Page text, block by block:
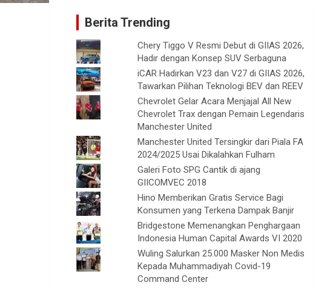
Berita Trending
Chery Tiggo V Resmi Debut di GIIAS 2026,
Hadir dengan Konsep SUV Serbaguna
iCAR Hadirkan V23 dan V27 di GIIAS 2026,
Tawarkan Pilihan Teknologi BEV dan REEV
Chevrolet Gelar Acara Menjajal All New
Chevrolet Trax dengan Pemain Legendaris
Manchester United
Manchester United Tersingkir dari Piala FA
2024/2025 Usai Dikalahkan Fulham
Galeri Foto SPG Cantik di ajang
GIICOMVEC 2018
Hino Memberikan Gratis Service Bagi
Konsumen yang Terkena Dampak Banjir
Bridgestone Memenangkan Penghargaan
Indonesia Human Capital Awards VI 2020
Wuling Salurkan 25.000 Masker Non Medis
Kepada Muhammadiyah Covid-19
Command Center